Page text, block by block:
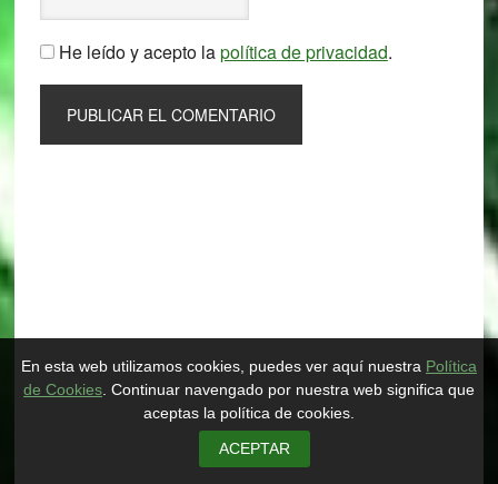
He leído y acepto lapolítica de privacidad.
En esta web utilizamos cookies, puedes ver aquí nuestra Política
de Cookies. Continuar navengado por nuestra web significa que
aceptas la política de cookies.
ACEPTAR